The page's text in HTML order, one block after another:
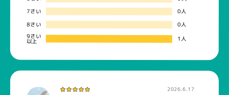
7さい 0人
8さい 0人
9さい
以上 1人
2026.6.17